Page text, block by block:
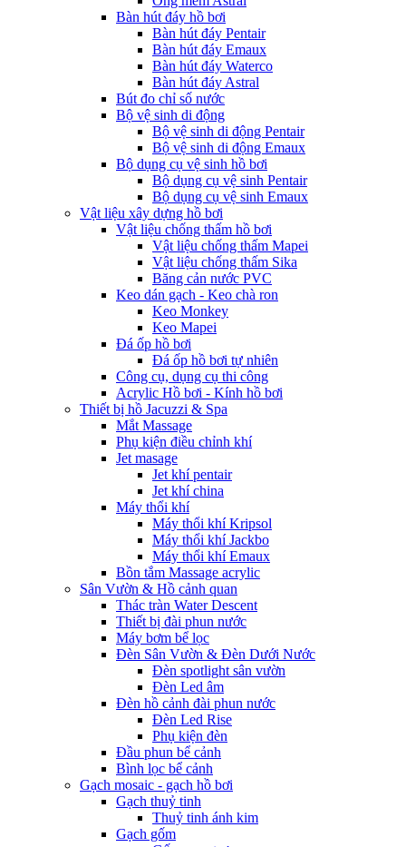
Bàn hút đáy hồ bơi
Bàn hút đáy Pentair
Bàn hút đáy Emaux
Bàn hút đáy Waterco
Bàn hút đáy Astral
Bút đo chỉ số nước
Bộ vệ sinh di động
Bộ vệ sinh di động Pentair
Bộ vệ sinh di động Emaux
Bộ dụng cụ vệ sinh hồ bơi
Bộ dụng cụ vệ sinh Pentair
Bộ dụng cụ vệ sinh Emaux
Vật liệu xây dựng hồ bơi
Vật liệu chống thấm hồ bơi
Vật liệu chống thấm Mapei
Vật liệu chống thấm Sika
Băng cản nước PVC
Keo dán gạch - Keo chà ron
Keo Monkey
Keo Mapei
Đá ốp hồ bơi
Đá ốp hồ bơi tự nhiên
Công cụ, dụng cụ thi công
Acrylic Hồ bơi - Kính hồ bơi
Thiết bị hồ Jacuzzi & Spa
Mắt Massage
Phụ kiện điều chỉnh khí
Jet masage
Jet khí pentair
Jet khí china
Máy thổi khí
Máy thổi khí Kripsol
Máy thổi khí Jackbo
Máy thổi khí Emaux
Bồn tắm Massage acrylic
Sân Vườn & Hồ cảnh quan
Thác tràn Water Descent
Thiết bị đài phun nước
Máy bơm bể lọc
Đèn Sân Vườn & Đèn Dưới Nước
Đèn spotlight sân vườn
Đèn Led âm
Đèn hồ cảnh đài phun nước
Đèn Led Rise
Phụ kiện đèn
Đầu phun bể cảnh
Bình lọc bể cảnh
Gạch mosaic - gạch hồ bơi
Gạch thuỷ tinh
Thuỷ tinh ánh kim
Gạch gốm